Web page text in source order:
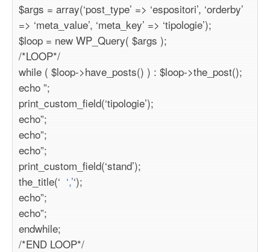
$args = array(‘post_type’ => ‘espositori’, ‘orderby’
=> ‘meta_value’, ‘meta_key’ => ‘tipologie’);
$loop = new WP_Query( $args );
/*LOOP*/
while ( $loop->have_posts() ) : $loop->the_post();
echo ”;
print_custom_field(‘tipologie’);
echo”;
echo”;
echo”;
print_custom_field(‘stand’);
the_title(‘ ‘,’‘);
echo”;
echo”;
endwhile;
/*END LOOP*/